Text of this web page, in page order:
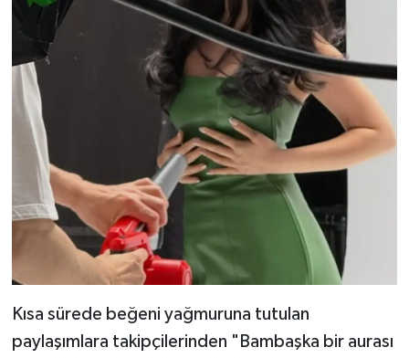
Kısa sürede beğeni yağmuruna tutulan
paylaşımlara takipçilerinden "Bambaşka bir aurası